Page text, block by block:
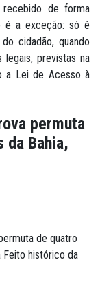
de forma
é a exceção: só é
cidadão, quando
legais, previstas na
a Lei de Acesso à
permuta
da Bahia,
de quatro
Feito histórico da